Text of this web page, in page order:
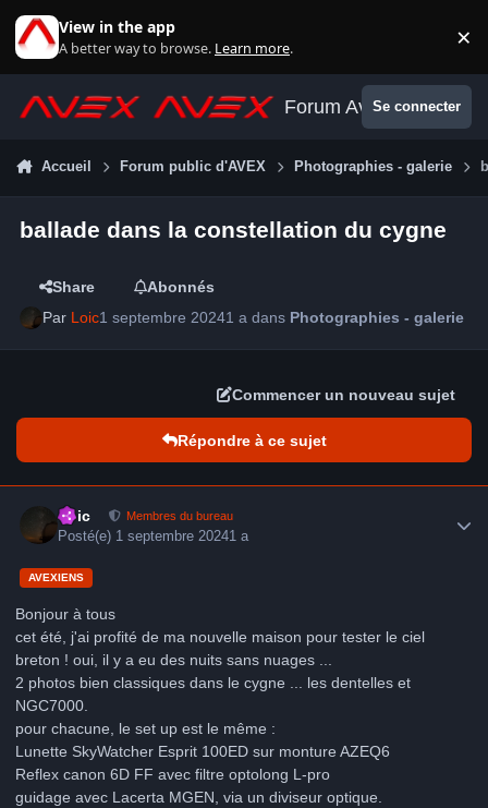
View in the app
A better way to browse. Learn more. ×
Forum AvexSe connecter
Accueil Forum public d'AVEX Photographies - galerie
ballade dans la constellation du cygne
Share
Abonnés
Par Loic1 septembre 20241 a dans Photographies - galerie
Commencer un nouveau sujet
Répondre à ce sujet
Loic Membres du bureau
Posté(e) 1 septembre 20241 a
AVEXIENS
Bonjour à tous
cet été, j'ai profité de ma nouvelle maison pour tester le ciel
breton ! oui, il y a eu des nuits sans nuages ...
2 photos bien classiques dans le cygne ... les dentelles et
NGC7000.
pour chacune, le set up est le même :
Lunette SkyWatcher Esprit 100ED sur monture AZEQ6
Reflex canon 6D FF avec filtre optolong L-pro
guidage avec Lacerta MGEN, via un diviseur optique.